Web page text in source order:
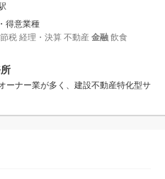
得意業種
節税 経理・決算 不動産 金融 飲食
ーナー業が多く、建設不動産特化型サ